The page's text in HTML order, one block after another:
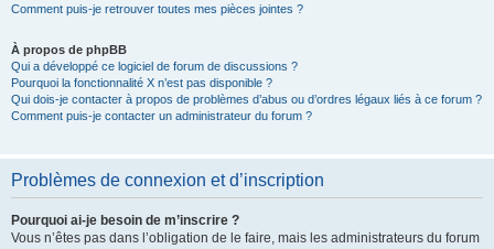
Comment puis-je retrouver toutes mes pièces jointes ?
À propos de phpBB
Qui a développé ce logiciel de forum de discussions ?
Pourquoi la fonctionnalité X n’est pas disponible ?
Qui dois-je contacter à propos de problèmes d’abus ou d’ordres légaux liés à ce forum ?
Comment puis-je contacter un administrateur du forum ?
Problèmes de connexion et d’inscription
Pourquoi ai-je besoin de m’inscrire ?
Vous n’êtes pas dans l’obligation de le faire, mais les administrateurs du forum